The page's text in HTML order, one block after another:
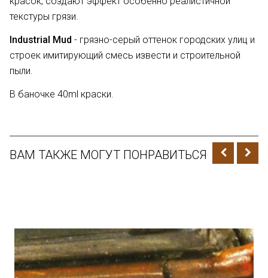
текстуры грязи.
Industrial Mud - грязно-серый оттенок городских улиц и
строек имитирующий смесь извести и строительной
пыли.
В баночке 40ml краски.
ВАМ ТАКЖЕ МОГУТ ПОНРАВИТЬСЯ